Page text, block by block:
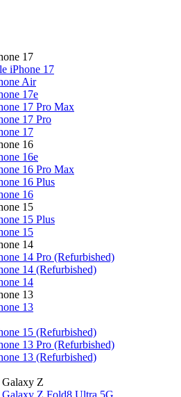
17
iPhone 17
Air
17e
17 Pro Max
17 Pro
17
16
16e
16 Pro Max
16 Plus
16
15
15 Plus
15
14
14 Pro (Refurbished)
14 (Refurbished)
14
13
13
15 (Refurbished)
13 Pro (Refurbished)
13 (Refurbished)
Galaxy Z
Galaxy Z Fold8 Ultra 5G